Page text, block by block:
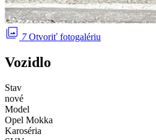
photo_library 7 Otvoriť fotogalériu
Vozidlo
Stav
nové
Model
Opel Mokka
Karoséria